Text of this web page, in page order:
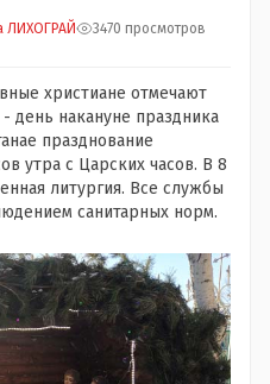
ЛИХОГРАЙ 3470 просмотров
христиане отмечают
день накануне праздника
празднование
утра с Царских часов. В 8
литургия. Все службы
санитарных норм.